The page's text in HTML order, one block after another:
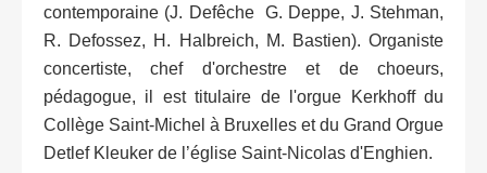
contemporaine (J. Defêche G. Deppe, J. Stehman,
R. Defossez, H. Halbreich, M. Bastien). Organiste
concertiste, chef d'orchestre et de choeurs,
pédagogue, il est titulaire de l'orgue Kerkhoff du
Collège Saint-Michel à Bruxelles et du Grand Orgue
Detlef Kleuker de l’église Saint-Nicolas d'Enghien.